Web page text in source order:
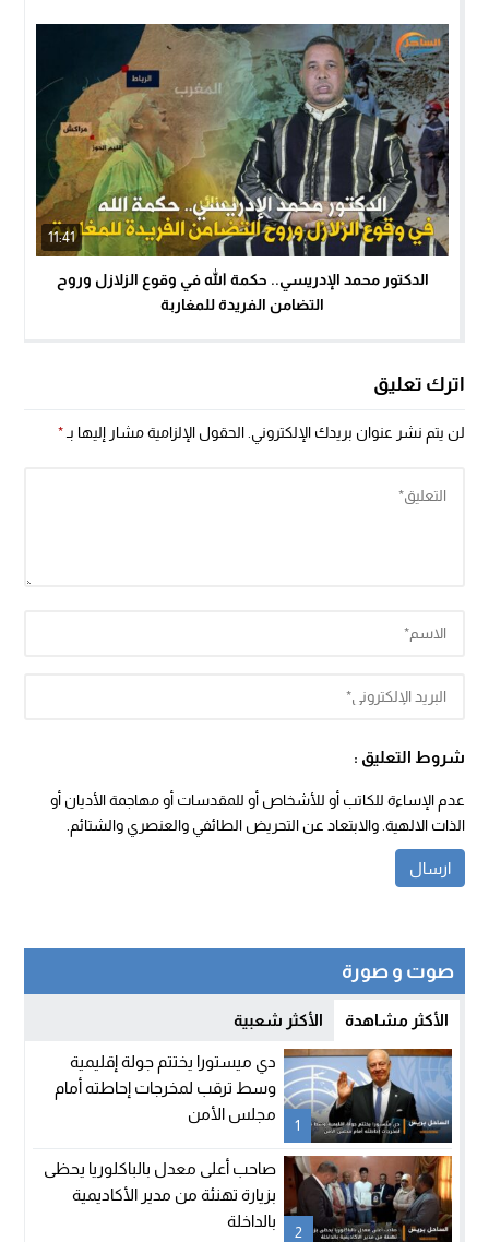
11:41
الدكتور محمد الإدريسي.. حكمة الله في وقوع الزلازل وروح
التضامن الفريدة للمغاربة
اترك تعليق
لن يتم نشر عنوان بريدك الإلكتروني. الحقول الإلزامية مشار إليها بـ*
شروط التعليق :
عدم الإساءة للكاتب أو للأشخاص أو للمقدسات أو مهاجمة الأديان أو
الذات الالهية. والابتعاد عن التحريض الطائفي والعنصري والشتائم.
صوت و صورة
الأكثر مشاهدة الأكثر شعبية
1
دي ميستورا يختتم جولة إقليمية
وسط ترقب لمخرجات إحاطته أمام
مجلس الأمن
2
صاحب أعلى معدل بالباكلوريا يحظى
بزيارة تهنئة من مدير الأكاديمية
بالداخلة